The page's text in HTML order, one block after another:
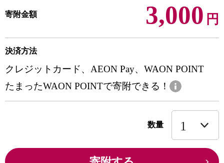
寄附金額 3,000 円
決済方法
クレジットカード、AEON Pay、WAON POINT
たまったWAON POINTで寄附できる！
数量